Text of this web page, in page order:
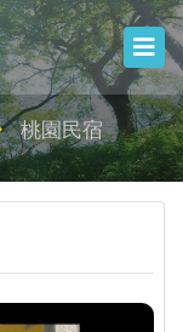
桃園民宿